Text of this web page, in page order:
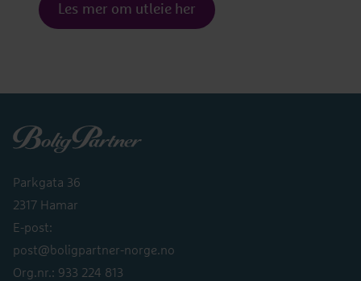
Les mer om utleie her
Boligpartner
Parkgata 36
2317 Hamar
E-post:
post@boligpartner-norge.no
Org.nr.: 933 224 813